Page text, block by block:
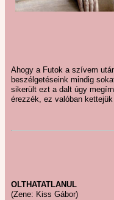
Ahogy a Futok a szívem
beszélgetéseink mindig
sikerült ezt a dalt úgy
érezzék, ez valóban kettejük
OLTHATATLANUL
(Zene: Kiss Gábor)